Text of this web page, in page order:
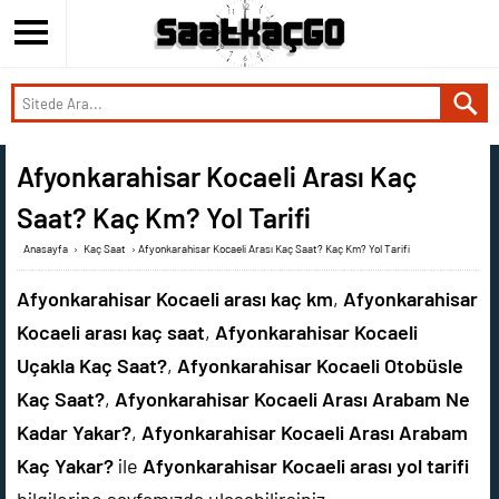
Afyonkarahisar Kocaeli Arası Kaç
Saat? Kaç Km? Yol Tarifi
Anasayfa › Kaç Saat › Afyonkarahisar Kocaeli Arası Kaç Saat? Kaç Km? Yol Tarifi
Afyonkarahisar Kocaeli arası kaç km, Afyonkarahisar
Kocaeli arası kaç saat, Afyonkarahisar Kocaeli
Uçakla Kaç Saat?, Afyonkarahisar Kocaeli Otobüsle
Kaç Saat?, Afyonkarahisar Kocaeli Arası Arabam Ne
Kadar Yakar?, Afyonkarahisar Kocaeli Arası Arabam
Kaç Yakar? ile Afyonkarahisar Kocaeli arası yol tarifi